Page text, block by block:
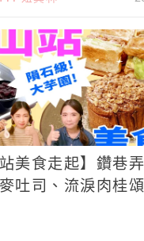
美食走起】鑽巷
吐司、流淚肉桂